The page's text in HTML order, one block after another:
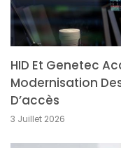
HID Et Genetec
Modernisation
D’accès
3 Juillet 2026